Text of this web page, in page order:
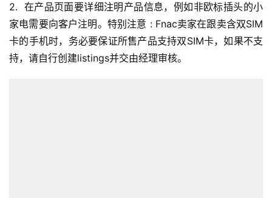
2. 在产品页面要详细注明产品信息，例如非欧标插头的小
家电需要向客户注明。特别注意 : Fnac卖家在跟卖含双SIM
卡的手机时，务必要保证所售产品支持双SIM卡，如果不支
持，请自行创建listings并交由经理审核。